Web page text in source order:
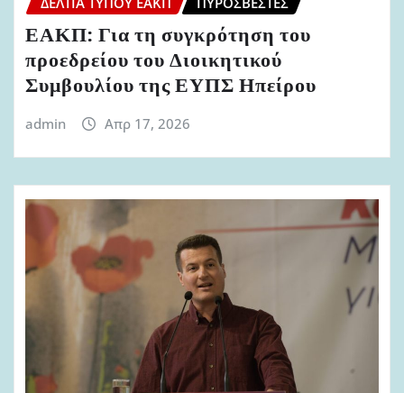
ΕΑΚΠ: Για τη συγκρότηση του
προεδρείου του Διοικητικού
Συμβουλίου της ΕΥΠΣ Ηπείρου
admin Απρ 17, 2026